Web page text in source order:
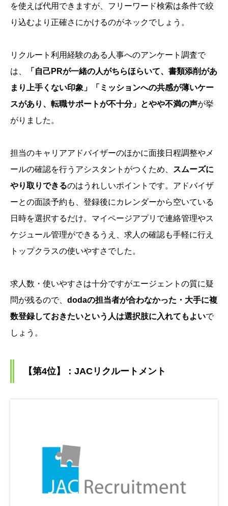
を使えば代用できますが、フリーワード検索は条件で絞
り込むより正確さにかけるのがネックでしょう。
リクルート利用経験のある人事へのアンケート調査で
は、
「自己PRが一緒の人がちらほらいて、書類添削があ
まり上手くない印象」「ミッションへの共感が薄いケー
スがあり、転職サポートが不十分」とやや不満の声が挙
がりました。
担当のキャリアアドバイザーのほかに面接日程調整やメ
ールの確認を行うアシスタントがつくため、
スムーズに
やり取りできるのはうれしいポイントです。アドバイザ
ーとの面談予約も、登録後にカレンダーから空いている
日時を選択するだけ。マイページアプリで連絡管理やス
ケジュール管理ができるうえ、求人の確認も手軽に行え
トップクラスの使いやすさでした。
求人数・使いやすさは十分ですがエージェントの質に疑
問が残るので、 dodaの担当者が合わなかった・大手に複
数登録しておきたいという人は選択肢に入れてもよいで
しょう。
【第4位】：JACリクルートメント